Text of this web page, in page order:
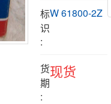
标
识
:
W 61800-2Z
货
期
:
现货